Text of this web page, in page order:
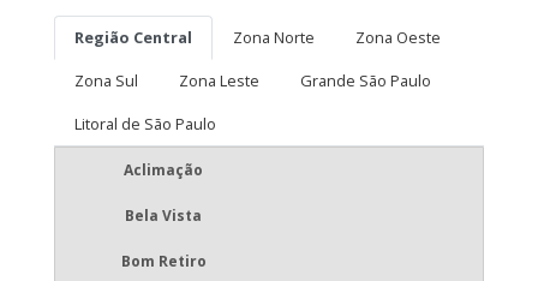
Região Central Zona Norte
Zona Oeste
Zona Sul
Zona Leste
Grande São Paulo
Litoral de São Paulo
Aclimação
Bela Vista
Bom Retiro